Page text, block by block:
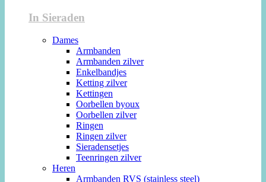
In Sieraden
Dames
Armbanden
Armbanden zilver
Enkelbandjes
Ketting zilver
Kettingen
Oorbellen byoux
Oorbellen zilver
Ringen
Ringen zilver
Sieradensetjes
Teenringen zilver
Heren
Armbanden RVS (stainless steel)